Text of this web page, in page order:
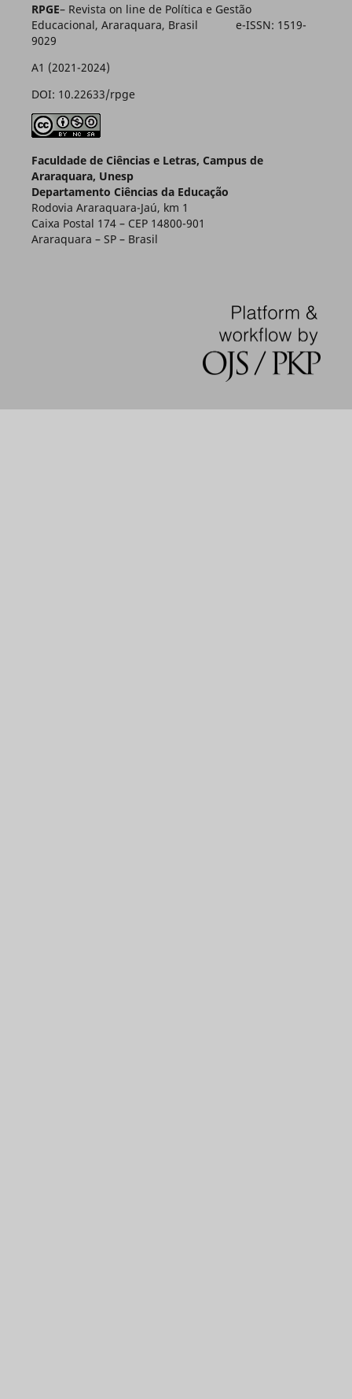
RPGE– Revista on line de Política e Gestão
Educacional, Araraquara, Brasil e-ISSN: 1519-
9029
A1 (2021-2024)
DOI: 10.22633/rpge
Faculdade de Ciências e Letras, Campus de
Araraquara, Unesp
Departamento Ciências da Educação
Rodovia Araraquara-Jaú, km 1
Caixa Postal 174 – CEP 14800-901
Araraquara – SP – Brasil